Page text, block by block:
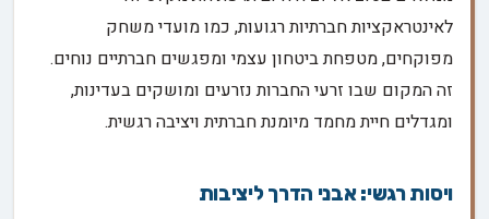
לאינטראקציות חברתיות רגועות, כמו מועדי משחק
מפוקחים, מטפחת ביטחון עצמי ומפגשים חברתיים נוחים.
זה המקום שבו זרעי החברות נזרעים ומושקים בעדינות,
ומגדלים חיית מחמד מיומנת חברתית ויציבה רגשית.
ויסות רגשי: אבני הדרך ליציבות